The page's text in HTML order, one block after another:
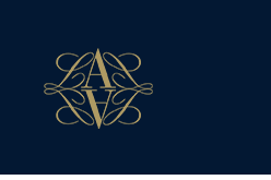
contenu